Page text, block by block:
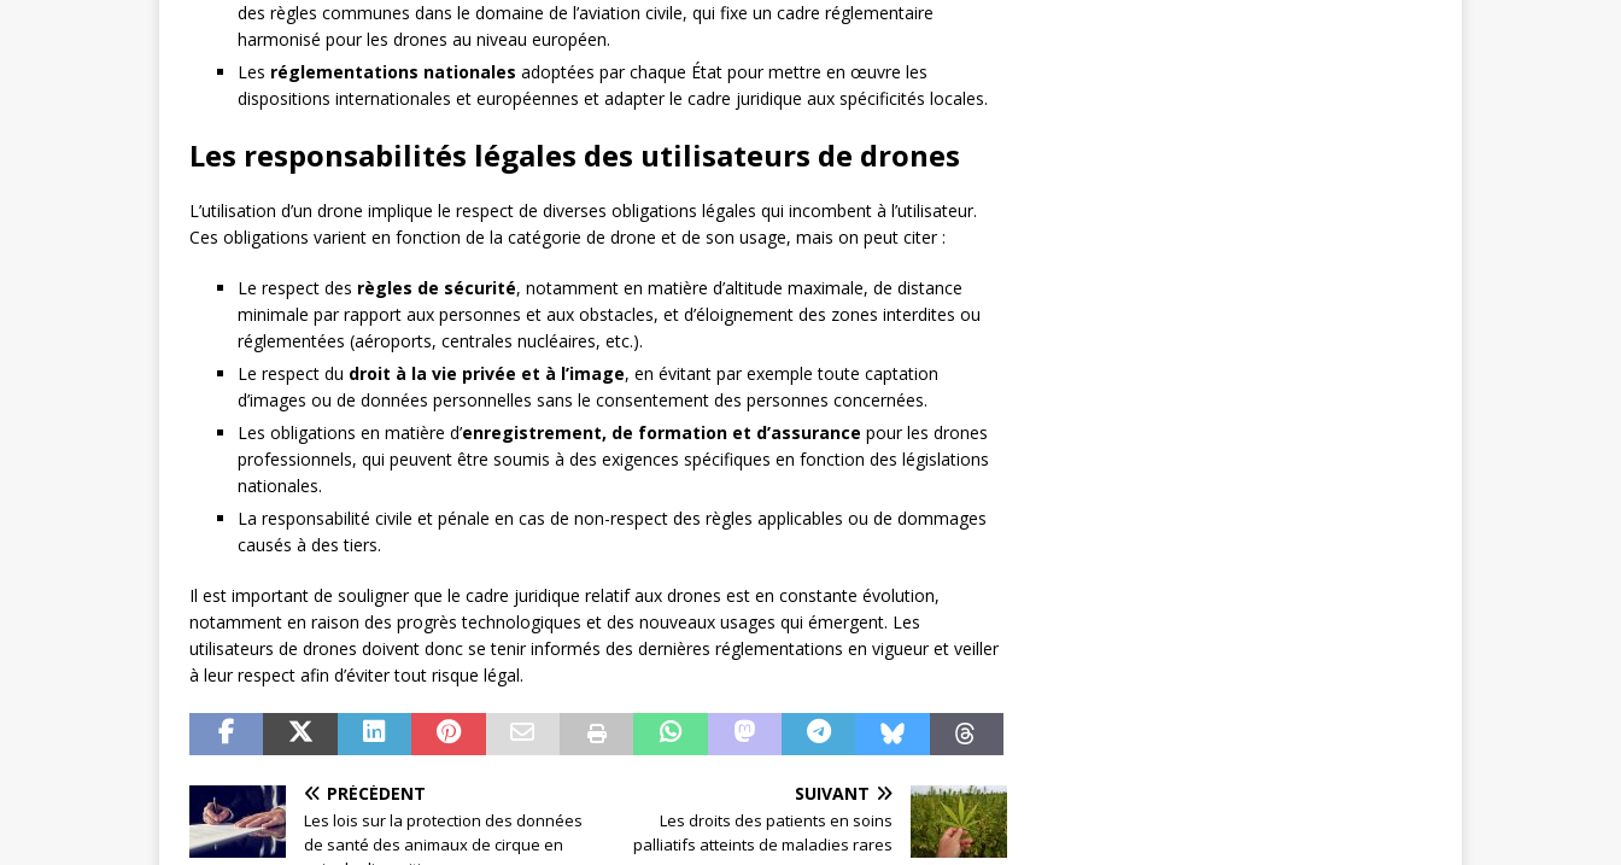
des règles communes dans le domaine de l’aviation civile, qui fixe un cadre réglementaire
harmonisé pour les drones au niveau européen.
Les réglementations nationales adoptées par chaque État pour mettre en œuvre les
dispositions internationales et européennes et adapter le cadre juridique aux spécificités locales.
Les responsabilités légales des utilisateurs de drones
L’utilisation d’un drone implique le respect de diverses obligations légales qui incombent à l’utilisateur.
Ces obligations varient en fonction de la catégorie de drone et de son usage, mais on peut citer :
Le respect des règles de sécurité, notamment en matière d’altitude maximale, de distance
minimale par rapport aux personnes et aux obstacles, et d’éloignement des zones interdites ou
réglementées (aéroports, centrales nucléaires, etc.).
Le respect du droit à la vie privée et à l’image, en évitant par exemple toute captation
d’images ou de données personnelles sans le consentement des personnes concernées.
Les obligations en matière d’enregistrement, de formation et d’assurance pour les drones
professionnels, qui peuvent être soumis à des exigences spécifiques en fonction des législations
nationales.
La responsabilité civile et pénale en cas de non-respect des règles applicables ou de dommages
causés à des tiers.
Il est important de souligner que le cadre juridique relatif aux drones est en constante évolution,
notamment en raison des progrès technologiques et des nouveaux usages qui émergent. Les
utilisateurs de drones doivent donc se tenir informés des dernières réglementations en vigueur et veiller
à leur respect afin d’éviter tout risque légal.
PRÉCÉDENT
Les lois sur la protection des données
de santé des animaux de cirque en
SUIVANT
Les droits des patients en soins
palliatifs atteints de maladies rares